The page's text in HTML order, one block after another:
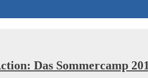
Das Sommercamp